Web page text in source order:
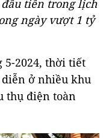
tiên trong lịch
ngày vượt 1 tỷ
5-2024, thời tiết
ở nhiều khu
thụ điện toàn